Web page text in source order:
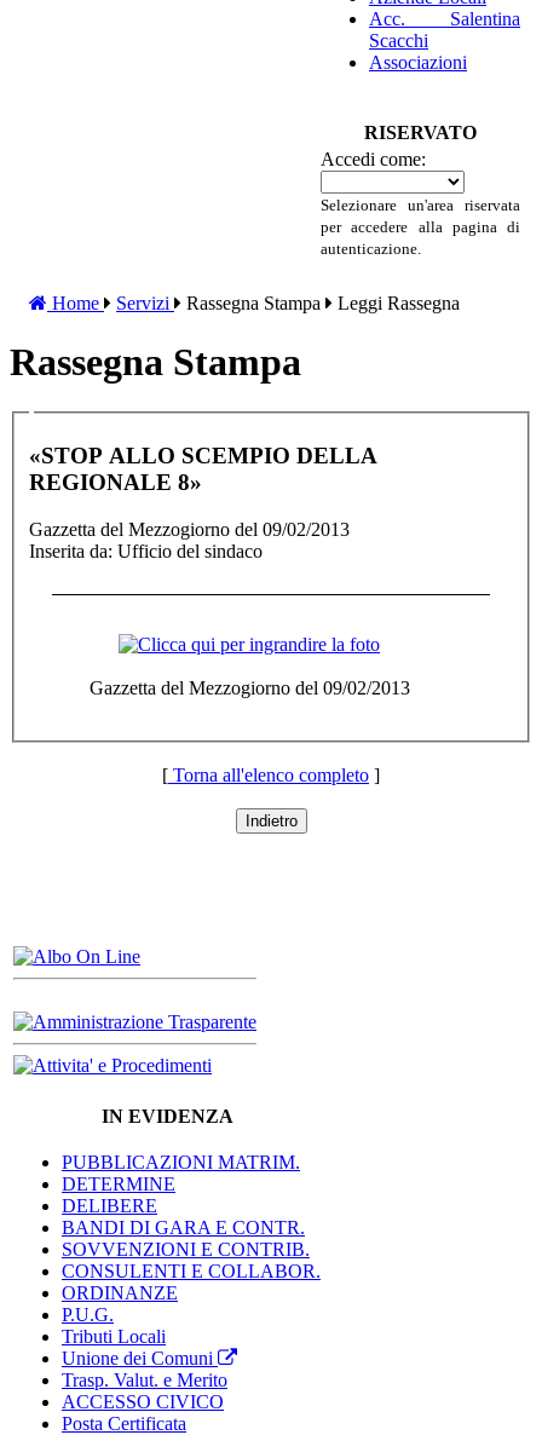
Acc. Salentina
Scacchi
Associazioni
RISERVATO
Accedi come:
Selezionare un'area riservata
per accedere alla pagina di
autenticazione.
Home Servizi Rassegna Stampa Leggi Rassegna
Rassegna Stampa
«STOP ALLO SCEMPIO DELLA
REGIONALE 8»
Gazzetta del Mezzogiorno del 09/02/2013
Inserita da: Ufficio del sindaco
Gazzetta del Mezzogiorno del 09/02/2013
[ Torna all'elenco completo ]
Indietro
IN EVIDENZA
PUBBLICAZIONI MATRIM.
DETERMINE
DELIBERE
BANDI DI GARA E CONTR.
SOVVENZIONI E CONTRIB.
CONSULENTI E COLLABOR.
ORDINANZE
P.U.G.
Tributi Locali
Unione dei Comuni
Trasp. Valut. e Merito
ACCESSO CIVICO
Posta Certificata